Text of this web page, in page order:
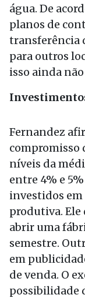
água. De
planos de
transferência
para outros
isso ainda
Fernandez
compromisso
níveis da
entre 4% e
investidos
produtiva. Ele
abrir uma
semestre.
em
de venda. O
possibilidade